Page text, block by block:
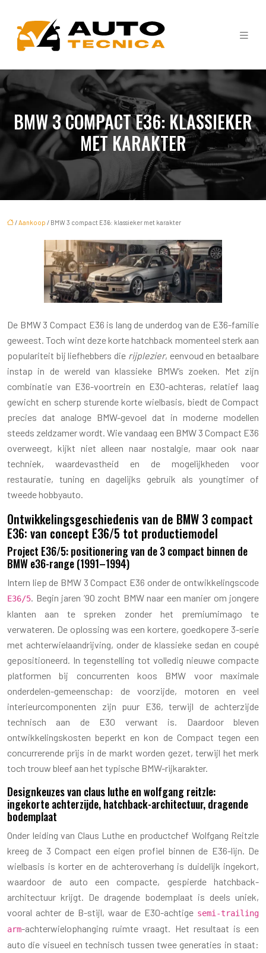
BMW 3 COMPACT E36: KLASSIEKER
MET KARAKTER
/Aankoop / BMW 3 compact E36: klassieker met karakter
De BMW 3 Compact E36 is lang de underdog van de E36-familie
geweest. Toch wint deze korte hatchback momenteel sterk aan
populariteit bij liefhebbers die rijplezier, eenvoud en betaalbare
instap in de wereld van klassieke BMW’s zoeken. Met zijn
combinatie van E36-voortrein en E30-achteras, relatief laag
gewicht en scherp sturende korte wielbasis, biedt de Compact
precies dat analoge BMW-gevoel dat in moderne modellen
steeds zeldzamer wordt. Wie vandaag een BMW 3 Compact E36
overweegt, kijkt niet alleen naar nostalgie, maar ook naar
techniek, waardevastheid en de mogelijkheden voor
restauratie, tuning en dagelijks gebruik als youngtimer of
tweede hobbyauto.
Ontwikkelingsgeschiedenis van de BMW 3 compact
E36: van concept E36/5 tot productiemodel
Project E36/5: positionering van de 3 compact binnen de
BMW e36-range (1991–1994)
Intern liep de BMW 3 Compact E36 onder de ontwikkelingscode
E36/5. Begin jaren ’90 zocht BMW naar een manier om jongere
klanten aan te spreken zonder het premiumimago te
verwateren. De oplossing was een kortere, goedkopere 3-serie
met achterwielaandrijving, onder de klassieke sedan en coupé
gepositioneerd. In tegenstelling tot volledig nieuwe compacte
platformen bij concurrenten koos BMW voor maximale
onderdelen-gemeenschap: de voorzijde, motoren en veel
interieurcomponenten zijn puur E36, terwijl de achterzijde
technisch aan de E30 verwant is. Daardoor bleven
ontwikkelingskosten beperkt en kon de Compact tegen een
concurrerende prijs in de markt worden gezet, terwijl het merk
toch trouw bleef aan het typische BMW-rijkarakter.
Designkeuzes van claus luthe en wolfgang reitzle:
ingekorte achterzijde, hatchback-architectuur, dragende
bodemplaat
Onder leiding van Claus Luthe en productchef Wolfgang Reitzle
kreeg de 3 Compact een eigen profiel binnen de E36-lijn. De
wielbasis is korter en de achteroverhang is duidelijk ingekort,
waardoor de auto een compacte, gespierde hatchback-
architectuur krijgt. De dragende bodemplaat is deels uniek,
vooral achter de B-stijl, waar de E30-achtige semi-trailing
arm-achterwielophanging ruimte vraagt. Het resultaat is een
auto die visueel en technisch tussen twee generaties in staat: